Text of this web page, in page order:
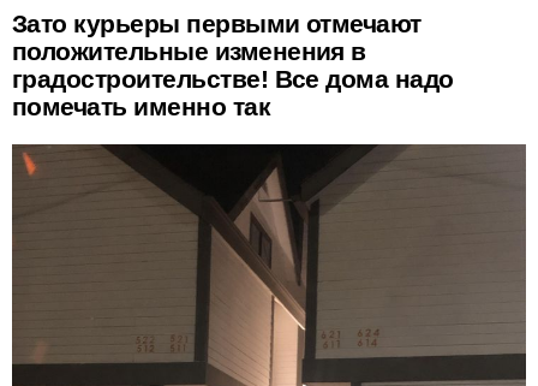
Зато курьеры первыми отмечают
положительные изменения в
градостроительстве! Все дома надо
помечать именно так